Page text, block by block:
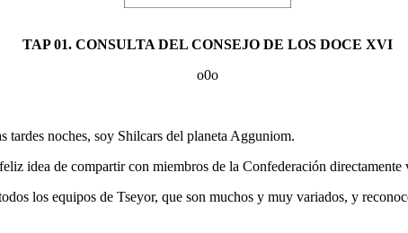
TAP 01. CONSULTA DEL CONSEJO DE LOS DOCE XVI
o0o
tardes noches, soy Shilcars del planeta Agguniom.
idea de compartir con miembros de la Confederación directamente
los equipos de Tseyor, que son muchos y muy variados, y